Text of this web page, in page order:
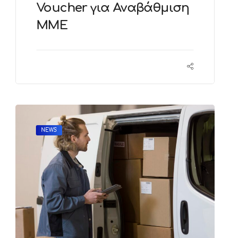
Voucher για Αναβάθμιση
ΜΜΕ
NEWS